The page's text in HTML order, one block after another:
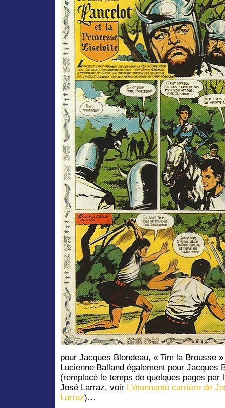
pour Jacques Blondeau, « Tim la Brousse
Lucienne Balland également pour Jacques
(remplacé le temps de quelques pages par
José Larraz, voir L’étonnante carrière de
Larraz)…